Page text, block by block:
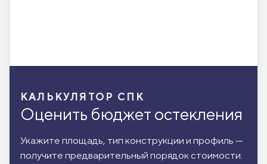
КАЛЬКУЛЯТОР СПК
Оценить бюджет остекления
Укажите площадь, тип конструкции и профиль —
получите предварительный порядок стоимости.